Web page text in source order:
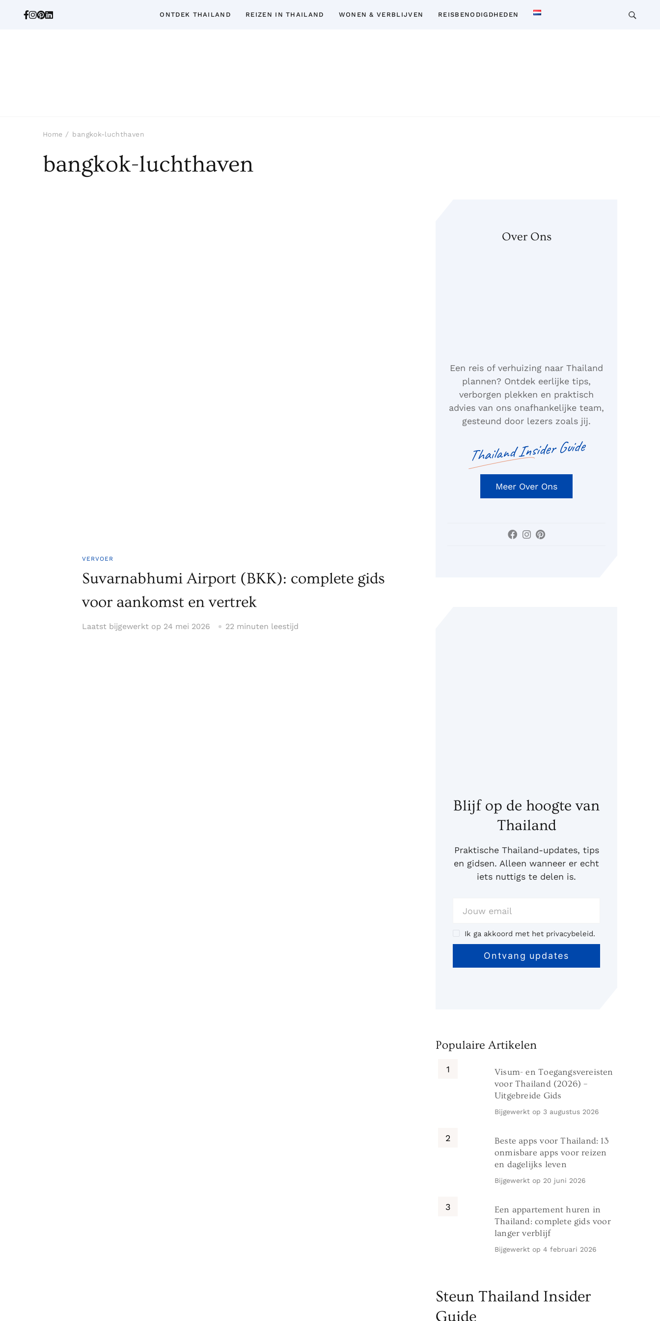
ONTDEK THAILAND REIZEN IN THAILAND WONEN & VERBLIJVEN REISBENODIGDHEDEN
Home bangkok-luchthaven
bangkok-luchthaven
VERVOER
Suvarnabhumi Airport (BKK): complete gids
voor aankomst en vertrek
Laatst bijgewerkt op 24 mei 2026 22 minuten leestijd
Over Ons
Een reis of verhuizing naar Thailand
plannen? Ontdek eerlijke tips,
verborgen plekken en praktisch
advies van ons onafhankelijke team,
gesteund door lezers zoals jij.
Thailand Insider Guide
Meer Over Ons
Blijf op de hoogte van
Thailand
Praktische Thailand-updates, tips
en gidsen. Alleen wanneer er echt
iets nuttigs te delen is.
Ik ga akkoord met het privacybeleid.
Populaire Artikelen
Visum- en Toegangsvereisten
voor Thailand (2026) –
Uitgebreide Gids
Bijgewerkt op 3 augustus 2026
Beste apps voor Thailand: 13
onmisbare apps voor reizen
en dagelijks leven
Bijgewerkt op 20 juni 2026
Een appartement huren in
Thailand: complete gids voor
langer verblijf
Bijgewerkt op 4 februari 2026
Steun Thailand Insider
Guide